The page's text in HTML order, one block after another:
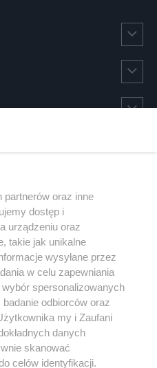
Instagram Youtube
partnerów oraz inne
dostęp i
urządzeniu oraz
takie jak unikalne
wysyłane przez
w celu zapewniania
spersonalizowanych
odbiorców oraz
my i Zaufani
danych
skanować
celów identyfikacji.